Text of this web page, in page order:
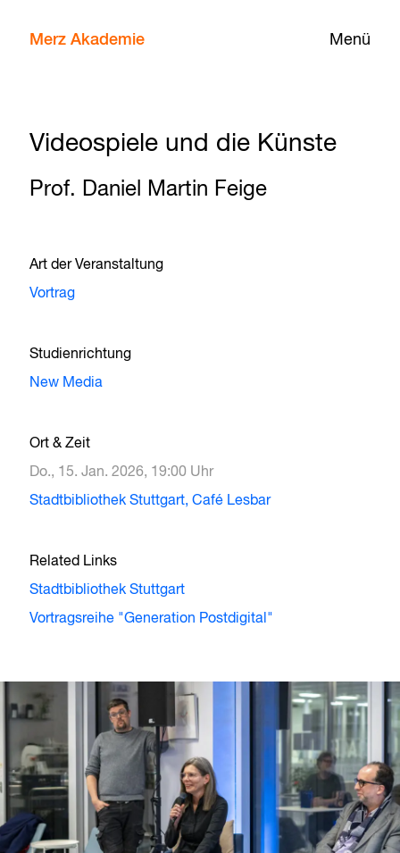
Menü
Merz Akademie
Videospiele und die Künste
Prof. Daniel Martin Feige
Art der Veranstaltung
Vortrag
Studienrichtung
New Media
Ort & Zeit
Do., 15. Jan. 2026, 19:00 Uhr
Stadtbibliothek Stuttgart, Café Lesbar
Related Links
Stadtbibliothek Stuttgart
Vortragsreihe "Generation Postdigital"